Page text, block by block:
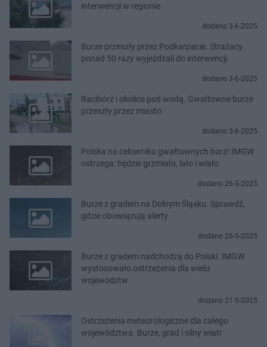
interwencji w regionie
dodano 3-6-2025
Burze przeszły przez Podkarpacie. Strażacy
ponad 50 razy wyjeżdżali do interwencji
dodano 3-6-2025
Racibórz i okolice pod wodą. Gwałtowne burze
przeszły przez miasto
dodano 3-6-2025
Polska na celowniku gwałtownych burz! IMGW
ostrzega: będzie grzmiało, lało i wiało
dodano 26-5-2025
Burze z gradem na Dolnym Śląsku. Sprawdź,
gdzie obowiązują alerty
dodano 26-5-2025
Burze z gradem nadchodzą do Polski. IMGW
wystosowało ostrzeżenia dla wielu
województw
dodano 21-5-2025
Ostrzeżenia meteorologiczne dla całego
województwa. Burze, grad i silny wiatr